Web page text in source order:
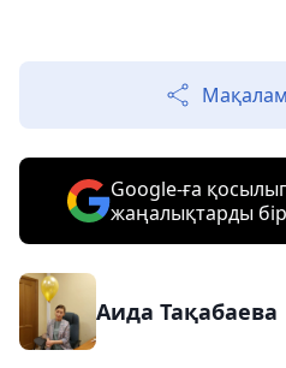
Google-ға
жаңалықтарды
Аида Тақабаева